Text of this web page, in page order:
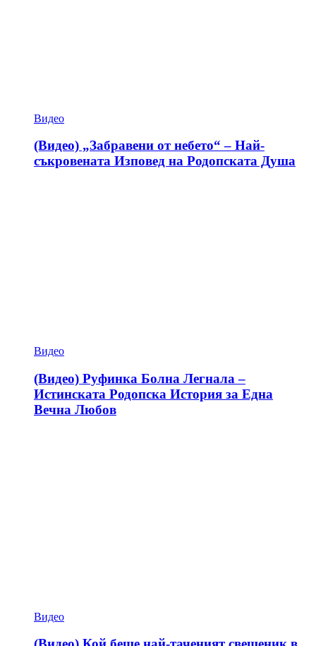
Видео
(Видео) „Забравени от небето“ – Най-
съкровената Изповед на Родопската Душа
Видео
(Видео) Руфинка Болна Легнала –
Истинската Родопска История за Една
Вечна Любов
Видео